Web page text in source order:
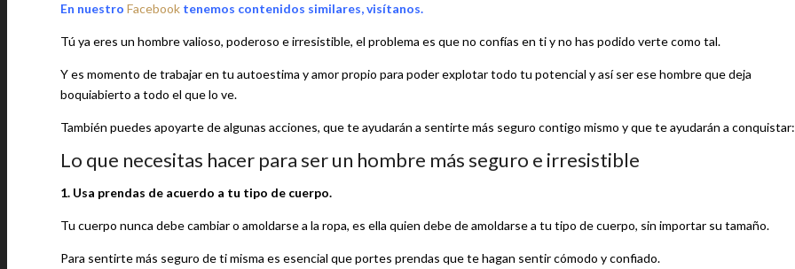
En nuestro Facebook tenemos contenidos similares, visítanos.
Tú ya eres un hombre valioso, poderoso e irresistible, el problema es que no confías en ti y no has podido verte como tal.
Y es momento de trabajar en tu autoestima y amor propio para poder explotar todo tu potencial y así ser ese hombre que deja
boquiabierto a todo el que lo ve.
También puedes apoyarte de algunas acciones, que te ayudarán a sentirte más seguro contigo mismo y que te ayudarán a conquistar:
Lo que necesitas hacer para ser un hombre más seguro e irresistible
1. Usa prendas de acuerdo a tu tipo de cuerpo.
Tu cuerpo nunca debe cambiar o amoldarse a la ropa, es ella quien debe de amoldarse a tu tipo de cuerpo, sin importar su tamaño.
Para sentirte más seguro de ti misma es esencial que portes prendas que te hagan sentir cómodo y confiado.